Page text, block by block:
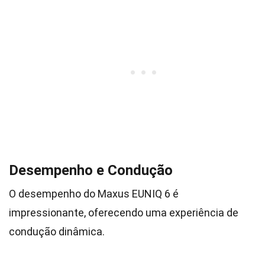
Desempenho e Condução
O desempenho do Maxus EUNIQ 6 é
impressionante, oferecendo uma experiência de
condução dinâmica.